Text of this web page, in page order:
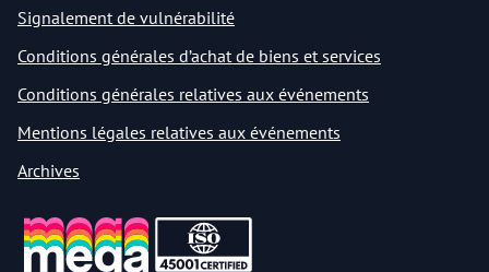
Signalement de vulnérabilité
Conditions générales d’achat de biens et services
Conditions générales relatives aux événements
Mentions légales relatives aux événements
Archives